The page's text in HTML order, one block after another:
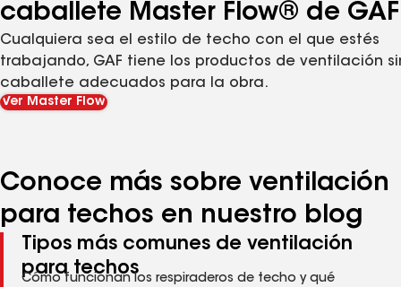
caballete Master Flow® de GAF
Cualquiera sea el estilo de techo con el que estés
trabajando, GAF tiene los productos de ventilación
caballete adecuados para la obra.
Ver Master Flow
Conoce más sobre ventilación
para techos en nuestro blog
Tipos más comunes de ventilación
para techos
Cómo funcionan los respiraderos de techo y qué